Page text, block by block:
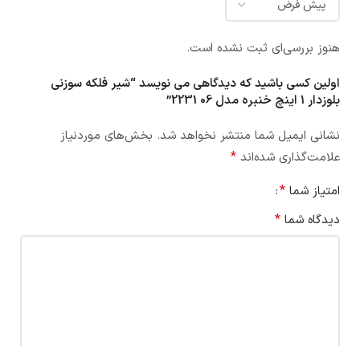
هنوز بررسی‌ای ثبت نشده است.
اولین کسی باشید که دیدگاهی می نویسد “شیر فلکه سوزنی
بلوزدار 1 اینچ خنبره مدل 06 2231”
نشانی ایمیل شما منتشر نخواهد شد. بخش‌های موردنیاز
علامت‌گذاری شده‌اند *
امتیاز شما *
دیدگاه شما *